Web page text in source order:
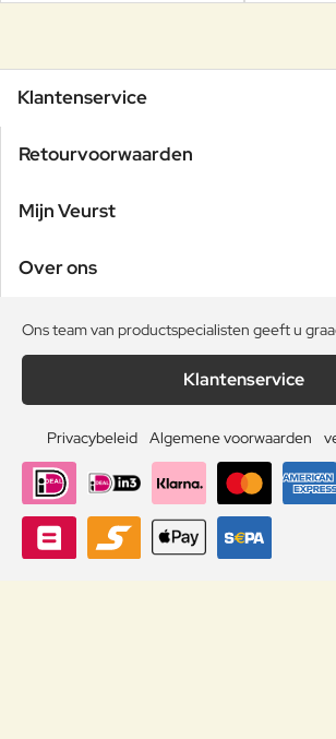
Klantenservice
Retourvoorwaarden
Mijn Veurst
Over ons
Ons team van productspecialisten geeft u
Klantenservice
Privacybeleid Algemene voorwaarden